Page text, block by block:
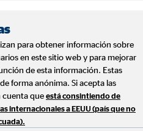
la gestión
finanzas
para obtener información sobre
en este sitio web y para mejorar
de esta información. Estas
forma anónima. Si acepta las
cuenta que está consintiendo de
internacionales a EEUU (país que no